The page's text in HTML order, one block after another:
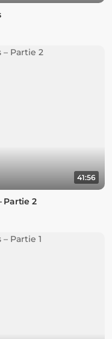
41:56
Partie 2